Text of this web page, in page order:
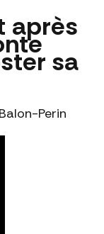
après
sa
Perin